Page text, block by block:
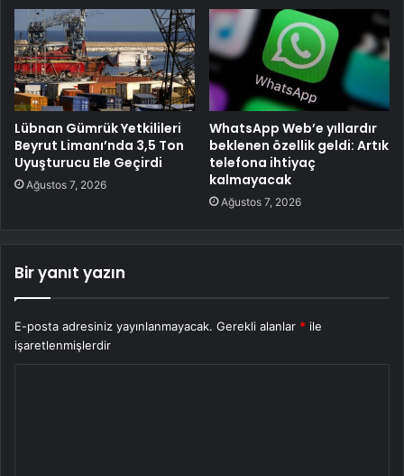
Lübnan Gümrük Yetkilileri
Beyrut Limanı’nda 3,5 Ton
Uyuşturucu Ele Geçirdi
Ağustos 7, 2026
WhatsApp Web’e yıllardır
beklenen özellik geldi: Artık
telefona ihtiyaç
kalmayacak
Ağustos 7, 2026
Bir yanıt yazın
E-posta adresiniz yayınlanmayacak. Gerekli alanlar * ile
işaretlenmişlerdir